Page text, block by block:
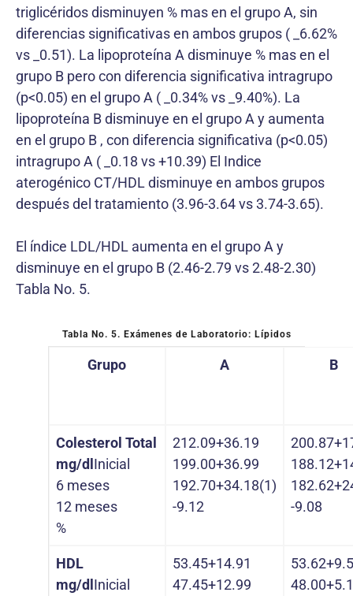
triglicéridos disminuyen % mas en el grupo A, sin
diferencias significativas en ambos grupos ( _6.62%
vs _0.51). La lipoproteína A disminuye % mas en el
grupo B pero con diferencia significativa intragrupo
(p<0.05) en el grupo A ( _0.34% vs _9.40%). La
lipoproteína B disminuye en el grupo A y aumenta
en el grupo B , con diferencia significativa (p<0.05)
intragrupo A ( _0.18 vs +10.39) El Indice
aterogénico CT/HDL disminuye en ambos grupos
después del tratamiento (3.96-3.64 vs 3.74-3.65).
El índice LDL/HDL aumenta en el grupo A y
disminuye en el grupo B (2.46-2.79 vs 2.48-2.30)
Tabla No. 5.
Tabla No. 5. Exámenes de Laboratorio: Lípidos
Grupo A B
Colesterol Total
mg/dlInicial
6 meses
12 meses
%
212.09+36.19
199.00+36.99
192.70+34.18(1)
-9.12
-9.08
HDL
mg/dlInicial
53.45+14.91
47.45+12.99